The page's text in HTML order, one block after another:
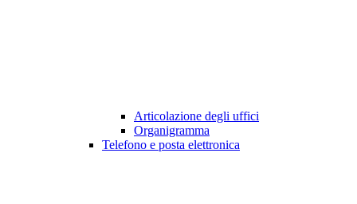
Articolazione degli uffici
Organigramma
Telefono e posta elettronica